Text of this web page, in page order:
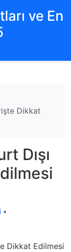
ve En
Dikkat
Dışı
•